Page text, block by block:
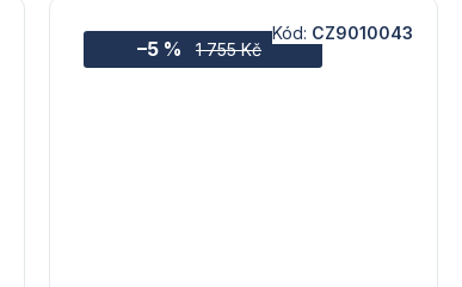
1 755 Kč
–5 %
Kód: CZ9010043